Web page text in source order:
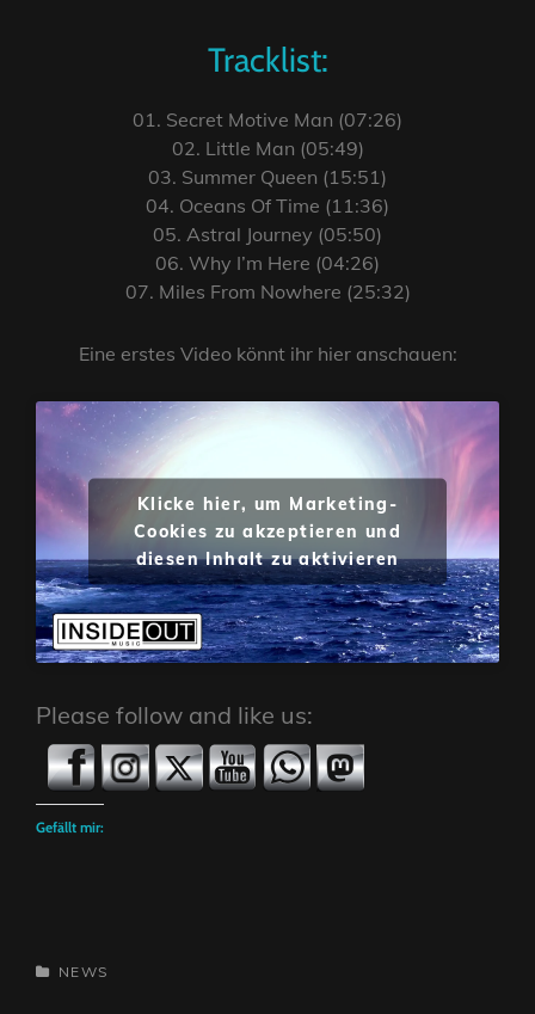
Tracklist:
01. Secret Motive Man (07:26)
02. Little Man (05:49)
03. Summer Queen (15:51)
04. Oceans Of Time (11:36)
05. Astral Journey (05:50)
06. Why I’m Here (04:26)
07. Miles From Nowhere (25:32)
Eine erstes Video könnt ihr hier anschauen:
Klicke hier, um Marketing-
Cookies zu akzeptieren und
diesen Inhalt zu aktivieren
Please follow and like us:
Gefällt mir:
CATEGORIES
NEWS